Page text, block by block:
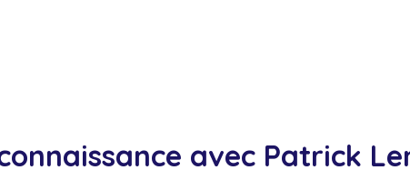
avec Patrick